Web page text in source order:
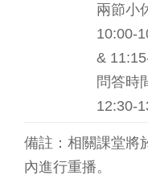
兩節小
10:00-
&
問答時
12:30-
備註：相關課堂將
內進行重播。